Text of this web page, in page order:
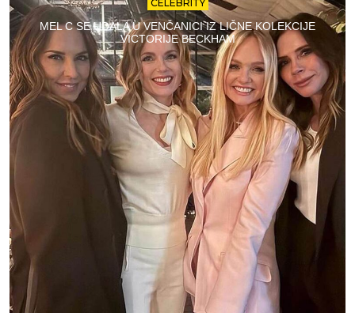
CELEBRITY
MEL C SE UDALA U VENČANICI IZ LIČNE KOLEKCIJE
VICTORIJE BECKHAM